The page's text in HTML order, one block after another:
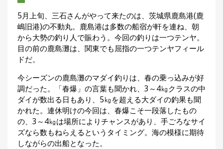
5月上旬、三石さんがやって来たのは、茨城県鹿島港(鹿
嶋旧港)の不動丸。鹿島港は多数の船宿が軒を連ね、朝
から大勢の釣り人で賑わう。今回の釣りは一つテンヤ。
目の前の鹿島灘は、関東でも屈指の一つテンヤフィール
ドだ。
今シーズンの鹿島灘のマダイ釣りは、春の乗っ込みが好
調だった。「春爆」の言葉も聞かれ、3～4㎏クラスの中
ダイが数出る日もあり、5㎏を超える大ダイの釣果も聞
かれた。連休明けの今回は、春爆こそ一段落したもの
の、3～4㎏は場所によりチャンスがあり、手ごろなサイ
ズなら数もねらえるというタイミング。海の模様に期待
しながらの出船となった。
釣
り
場
編
集
お
す
す
め
釣
り
具
›